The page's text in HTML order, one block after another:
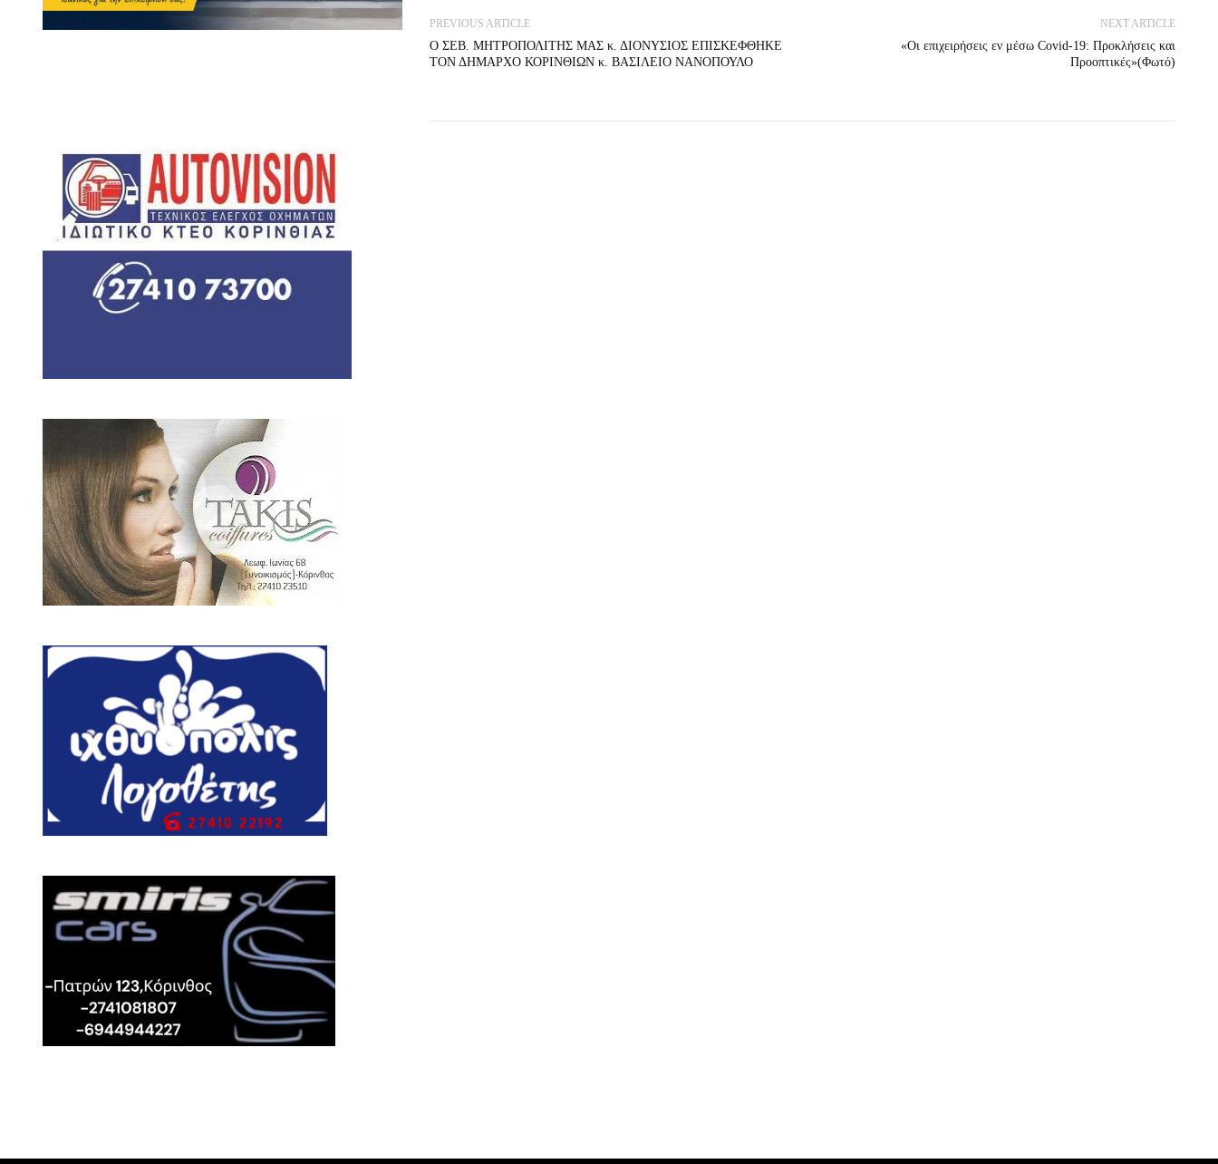
PREVIOUS ARTICLE
Ο ΣΕΒ. ΜΗΤΡΟΠΟΛΙΤΗΣ ΜΑΣ κ. ΔΙΟΝΥΣΙΟΣ ΕΠΙΣΚΕΦΘΗΚΕ
ΤΟΝ ΔΗΜΑΡΧΟ ΚΟΡΙΝΘΙΩΝ κ. ΒΑΣΙΛΕΙΟ ΝΑΝΟΠΟΥΛΟ
NEXT ARTICLE
«Οι επιχειρήσεις εν μέσω Covid-19: Προκλήσεις και
Προοπτικές»(Φωτό)